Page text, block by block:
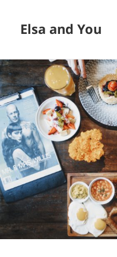
Elsa and You